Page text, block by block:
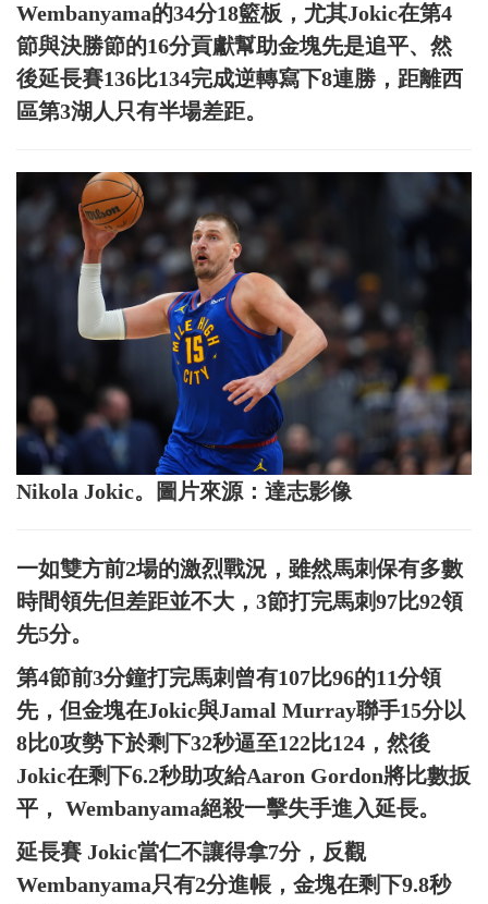
Wembanyama的34分18籃板，尤其Jokic在第4
節與決勝節的16分貢獻幫助金塊先是追平、然
後延長賽136比134完成逆轉寫下8連勝，距離西
區第3湖人只有半場差距。
Nikola Jokic。圖片來源：達志影像
一如雙方前2場的激烈戰況，雖然馬刺保有多數
時間領先但差距並不大，3節打完馬刺97比92領
先5分。
第4節前3分鐘打完馬刺曾有107比96的11分領
先，但金塊在Jokic與Jamal Murray聯手15分以
8比0攻勢下於剩下32秒逼至122比124，然後
Jokic在剩下6.2秒助攻給Aaron Gordon將比數扳
平， Wembanyama絕殺一擊失手進入延長。
延長賽 Jokic當仁不讓得拿7分，反觀
Wembanyama只有2分進帳，金塊在剩下9.8秒